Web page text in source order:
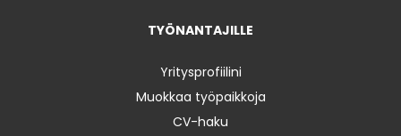
TYÖNANTAJILLE
Yritysprofiilini
Muokkaa työpaikkoja
CV-haku